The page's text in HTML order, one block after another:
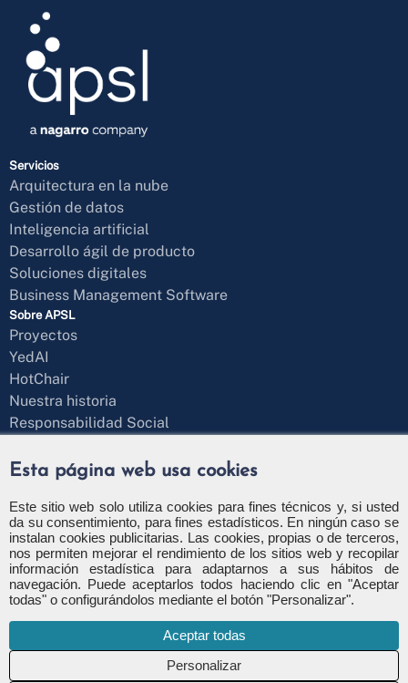
Servicios
Arquitectura en la nube
Gestión de datos
Inteligencia artificial
Desarrollo ágil de producto
Soluciones digitales
Business Management Software
Sobre APSL
Proyectos
YedAI
HotChair
Nuestra historia
Responsabilidad Social
¿Hablamos?
Formulario de contacto
+34 971 43 97 71
info@apsl.net
Política de cookies
Canal de denuncia
Esta página web usa cookies
Este sitio web solo utiliza cookies para fines técnicos y, si usted
da su consentimiento, para fines estadísticos. En ningún caso se
instalan cookies publicitarias. Las cookies, propias o de terceros,
nos permiten mejorar el rendimiento de los sitios web y recopilar
información estadística para adaptarnos a sus hábitos de
navegación. Puede aceptarlos todos haciendo clic en "Aceptar
todas" o configurándolos mediante el botón "Personalizar".
Aceptar todas